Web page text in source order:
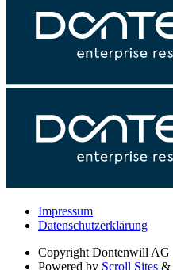
Impressum
Datenschutzerklärung
Copyright Dontenwill AG
Powered by Scroll Sites &